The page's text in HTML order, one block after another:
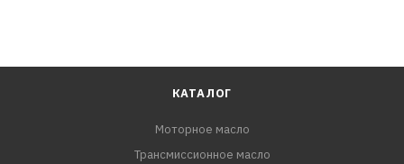
КАТАЛОГ
Моторное масло
Трансмиссионное масло